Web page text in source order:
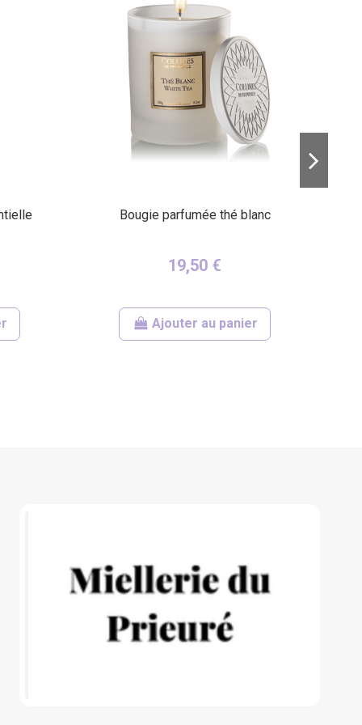
(14 avis)
Bougie parfumée thé blanc
19,50 €
Ajouter au panier